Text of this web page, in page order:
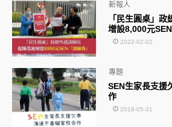
「民生圓桌」
增設8,000元SEN
新報人
2022-02-02
SEN生家長支援
作
專題
2018-05-31